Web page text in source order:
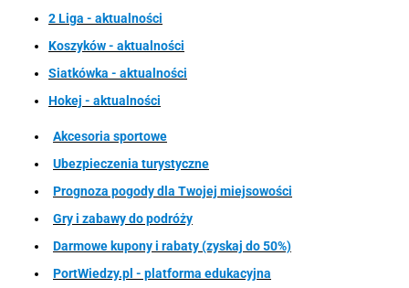
2 Liga - aktualności
Koszyków - aktualności
Siatkówka - aktualności
Hokej - aktualności
Akcesoria sportowe
Ubezpieczenia turystyczne
Prognoza pogody dla Twojej miejsowości
Gry i zabawy do podróży
Darmowe kupony i rabaty (zyskaj do 50%)
PortWiedzy.pl - platforma edukacyjna